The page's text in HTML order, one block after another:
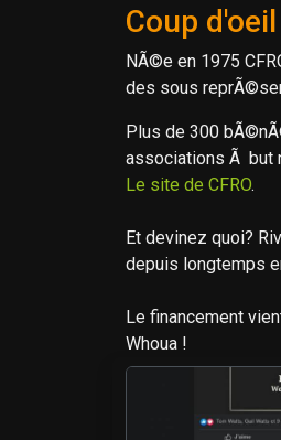
Coup
NÃ©e en 1975
des sous
Plus de 300
associations Ã but
Le site de CFRO.
Et devinez quoi?
depuis longtemps
Le financement
Whoua !